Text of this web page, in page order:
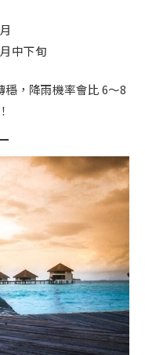
中下旬
穩，降雨機率會比 6～8
！